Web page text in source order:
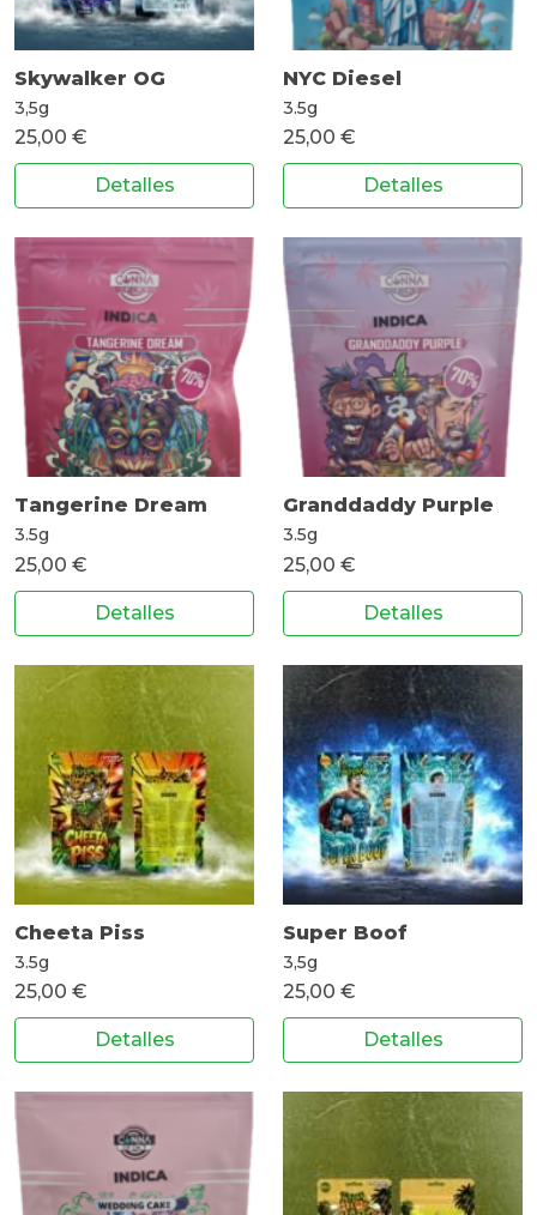
Skywalker OG
3,5g
25,00 €
Detalles
NYC Diesel
3.5g
25,00 €
Detalles
Tangerine Dream
3.5g
25,00 €
Detalles
Granddaddy Purple
3.5g
25,00 €
Detalles
Cheeta Piss
3.5g
25,00 €
Detalles
Super Boof
3,5g
25,00 €
Detalles